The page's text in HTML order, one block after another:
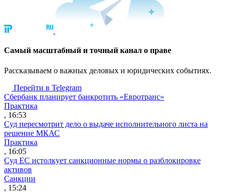
Cамый масштабный и точный канал о праве
Рассказываем о важных деловых и юридических событиях.
Перейти в Telegram
Сбербанк планирует банкротить «Евротранс»
Практика
, 16:53
Суд пересмотрит дело о выдаче исполнительного листа на
решение МКАС
Практика
, 16:05
Суд ЕС истолкует санкционные нормы о разблокировке
активов
Санкции
, 15:24